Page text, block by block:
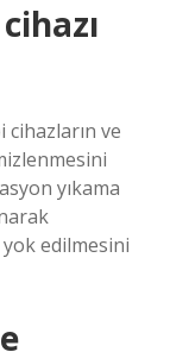
cihazların ve
yıkama
edilmesini